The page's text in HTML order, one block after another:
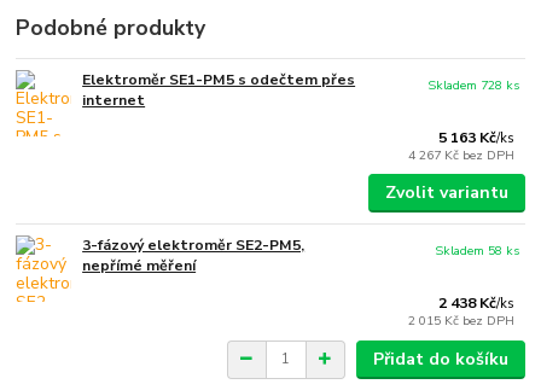
Podobné produkty
Elektroměr SE1-PM5 s odečtem přes
internet
5 163 Kč/ks
4 267 Kč bez DPH
Skladem 728 ks
Zvolit variantu
3-fázový elektroměr SE2-PM5,
nepřímé měření
2 438 Kč/ks
2 015 Kč bez DPH
Skladem 58 ks
Přidat do košíku